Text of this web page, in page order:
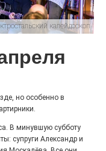
калейдоскоп
но особенно в
В минувшую субботу
супруги Александр и